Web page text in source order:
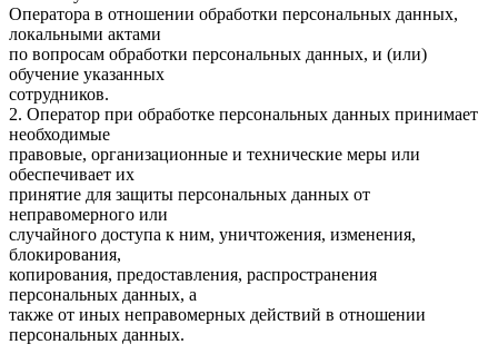
Оператора в отношении обработки персональных данных,
локальными актами
по вопросам обработки персональных данных, и (или)
обучение указанных
сотрудников.
2. Оператор при обработке персональных данных принимает
необходимые
правовые, организационные и технические меры или
обеспечивает их
принятие для защиты персональных данных от
неправомерного или
случайного доступа к ним, уничтожения, изменения,
блокирования,
копирования, предоставления, распространения
персональных данных, а
также от иных неправомерных действий в отношении
персональных данных.